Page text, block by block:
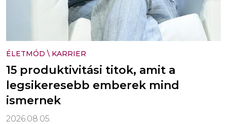
ÉLETMÓD \ KARRIER
15 produktivitási titok, amit a
legsikeresebb emberek mind
ismernek
2026.08.05.